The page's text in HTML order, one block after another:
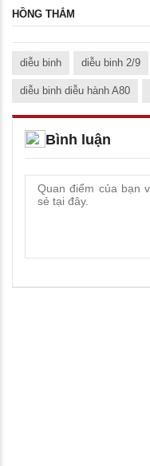
HỒNG THẮM
diễu binh diễu binh 2/9
diễu binh diễu hành A80
Bình luận